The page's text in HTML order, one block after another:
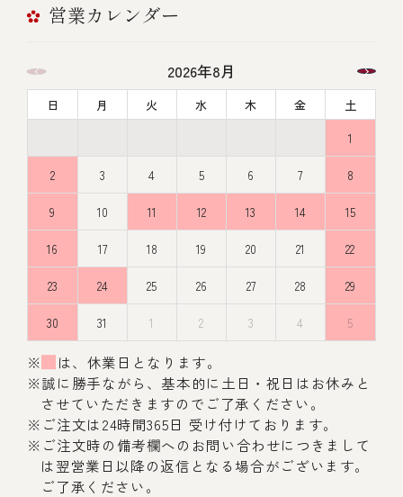
営業カレンダー
2026年8月
日 月 火 水 木 金
土
1
2 3 4 5 6 7 8
9 10 11 12 13 14 15
16 17 18 19 20 21 22
23 24 25 26 27 28 29
30 31 1 2 3 4 5
※
は、休業日となります。
※誠に勝手ながら、基本的に土日・祝日はお休みと
させていただきますのでご了承ください。
※ご注文は24時間365日 受け付けております。
※ご注文時の備考欄へのお問い合わせにつきまして
は翌営業日以降の返信となる場合がございます。
ご了承ください。